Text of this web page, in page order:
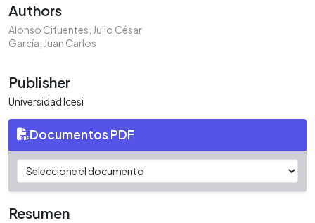
Authors
Alonso Cifuentes, Julio César
García, Juan Carlos
Publisher
Universidad Icesi
Documentos PDF
Resumen